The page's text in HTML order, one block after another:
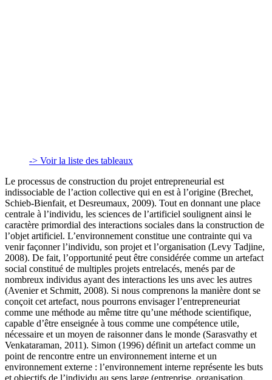
-> Voir la liste des tableaux
Le processus de construction du projet entrepreneurial est
indissociable de l’action collective qui en est à l’origine (Brechet,
Schieb-Bienfait, et Desreumaux, 2009). Tout en donnant une place
centrale à l’individu, les sciences de l’artificiel soulignent ainsi le
caractère primordial des interactions sociales dans la construction de
l’objet artificiel. L’environnement constitue une contrainte qui va
venir façonner l’individu, son projet et l’organisation (Levy Tadjine,
2008). De fait, l’opportunité peut être considérée comme un artefact
social constitué de multiples projets entrelacés, menés par de
nombreux individus ayant des interactions les uns avec les autres
(Avenier et Schmitt, 2008). Si nous comprenons la manière dont se
conçoit cet artefact, nous pourrons envisager l’entrepreneuriat
comme une méthode au même titre qu’une méthode scientifique,
capable d’être enseignée à tous comme une compétence utile,
nécessaire et un moyen de raisonner dans le monde (Sarasvathy et
Venkataraman, 2011). Simon (1996) définit un artefact comme un
point de rencontre entre un environnement interne et un
environnement externe : l’environnement interne représente les buts
et objectifs de l’individu au sens large (entreprise, organisation,